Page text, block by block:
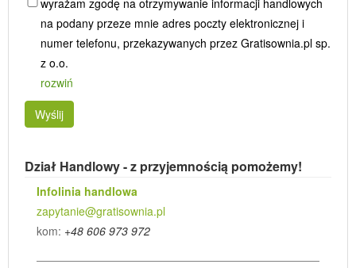
wyrażam zgodę na otrzymywanie informacji handlowych
na podany przeze mnie adres poczty elektronicznej i
numer telefonu, przekazywanych przez Gratisownia.pl sp.
z o.o.
rozwiń
Wyślij
Dział Handlowy - z przyjemnością pomożemy!
Infolinia handlowa
zapytanie@gratisownia.pl
kom: +48 606 973 972